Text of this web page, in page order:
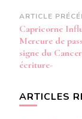
d’article
ARTICLE
Capricorne
Mercure de
signe du
écriture-
ARTICLES